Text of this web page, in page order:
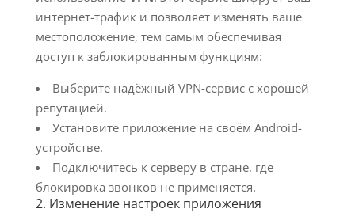
интернет-трафик и позволяет изменять ваше
местоположение, тем самым обеспечивая
доступ к заблокированным функциям:
Выберите надёжный VPN-сервис с хорошей
репутацией.
Установите приложение на своём Android-
устройстве.
Подключитесь к серверу в стране, где
блокировка звонков не применяется.
2. Изменение настроек приложения